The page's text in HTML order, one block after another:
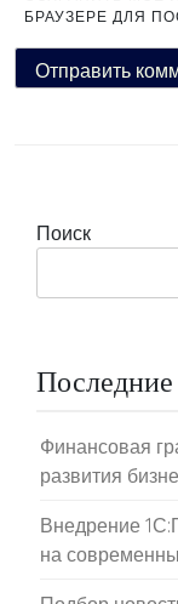
БРАУЗЕРЕ ДЛЯ
Поиск
Финансовая
развития
Внедрение
на